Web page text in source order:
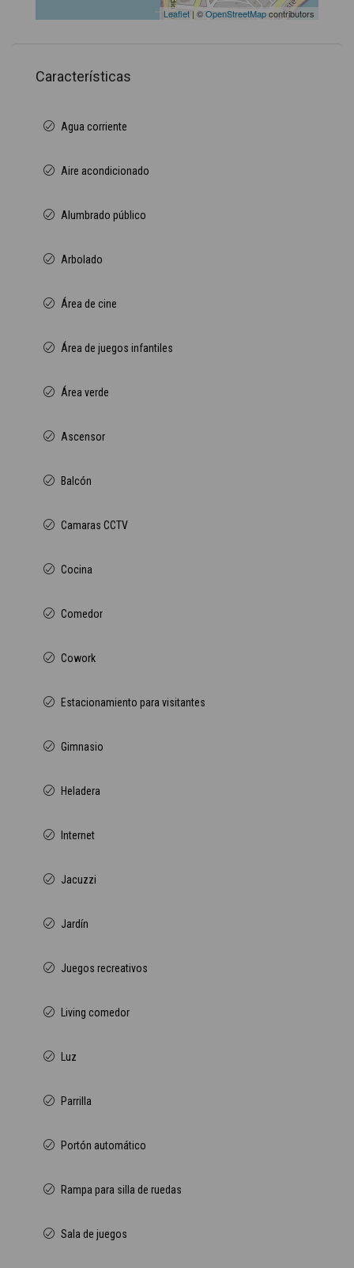
Leaflet | ©OpenStreetMapcontributors
Características
Agua corriente
Aire acondicionado
Alumbrado público
Arbolado
Área de cine
Área de juegos infantiles
Área verde
Ascensor
Balcón
Camaras CCTV
Cocina
Comedor
Cowork
Estacionamiento para visitantes
Gimnasio
Heladera
Internet
Jacuzzi
Jardín
Juegos recreativos
Living comedor
Luz
Parrilla
Portón automático
Rampa para silla de ruedas
Sala de juegos